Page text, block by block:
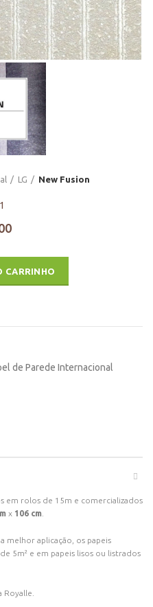
LG New Fusion
CARRINHO
de Parede Internacional
em rolos de 15m e comercializados
x 106 cm
melhor aplicação, os papeis
5m² e em papeis lisos ou listrados
Royalle.